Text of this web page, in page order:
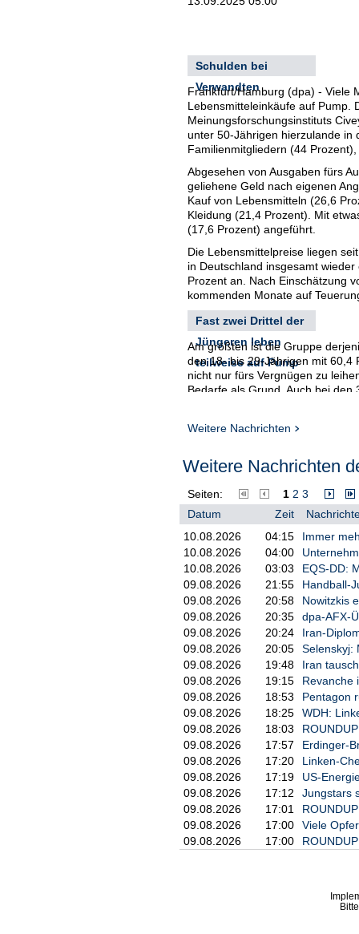
Schulden bei
Verwandten
Frankfurt/Hamburg (dpa) - Viele
Lebensmitteleinkäufe auf Pump.
Meinungsforschungsinstituts
unter 50-Jährigen hierzulande in
Familienmitgliedern (44
Abgesehen von Ausgaben fürs
geliehene Geld nach eigenen
Kauf von Lebensmitteln (26,6
Kleidung (21,4 Prozent). Mit
(17,6 Prozent) angeführt.
Die Lebensmittelpreise liegen
in Deutschland insgesamt
Prozent an. Nach Einschätzung
kommenden Monate auf
Fast zwei Drittel der
Jüngeren leben
teilweise auf Pump
Am größten ist die Gruppe
den 18- bis 29-Jährigen mit 60,4
nicht nur fürs Vergnügen zu
Bedarfe als Grund. Auch bei
Viertel aller Befragten (25,9
24 Monaten Geld leihen muss.
Weitere Nachrichten
Weitere Nachrichten
Seiten: 1 2 3
Datum
Zeit
10.08.2026
04:15
Immer
10.08.2026
04:00
10.08.2026
03:03
EQS-DD:
09.08.2026
21:55
Handball-
09.08.2026
20:58
Nowitzkis
09.08.2026
20:35
dpa-AFX-
09.08.2026
20:24
Iran-
09.08.2026
20:05
Selenskyj:
09.08.2026
19:48
Iran
09.08.2026
19:15
Revanche
09.08.2026
18:53
Pentagon
09.08.2026
18:25
WDH:
09.08.2026
18:03
09.08.2026
17:57
Erdinger-
09.08.2026
17:20
Linken-
09.08.2026
17:19
US-
09.08.2026
17:12
Jungstars
09.08.2026
17:01
09.08.2026
17:00
Viele
09.08.2026
17:00